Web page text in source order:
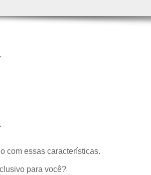
com essas características.
para você?